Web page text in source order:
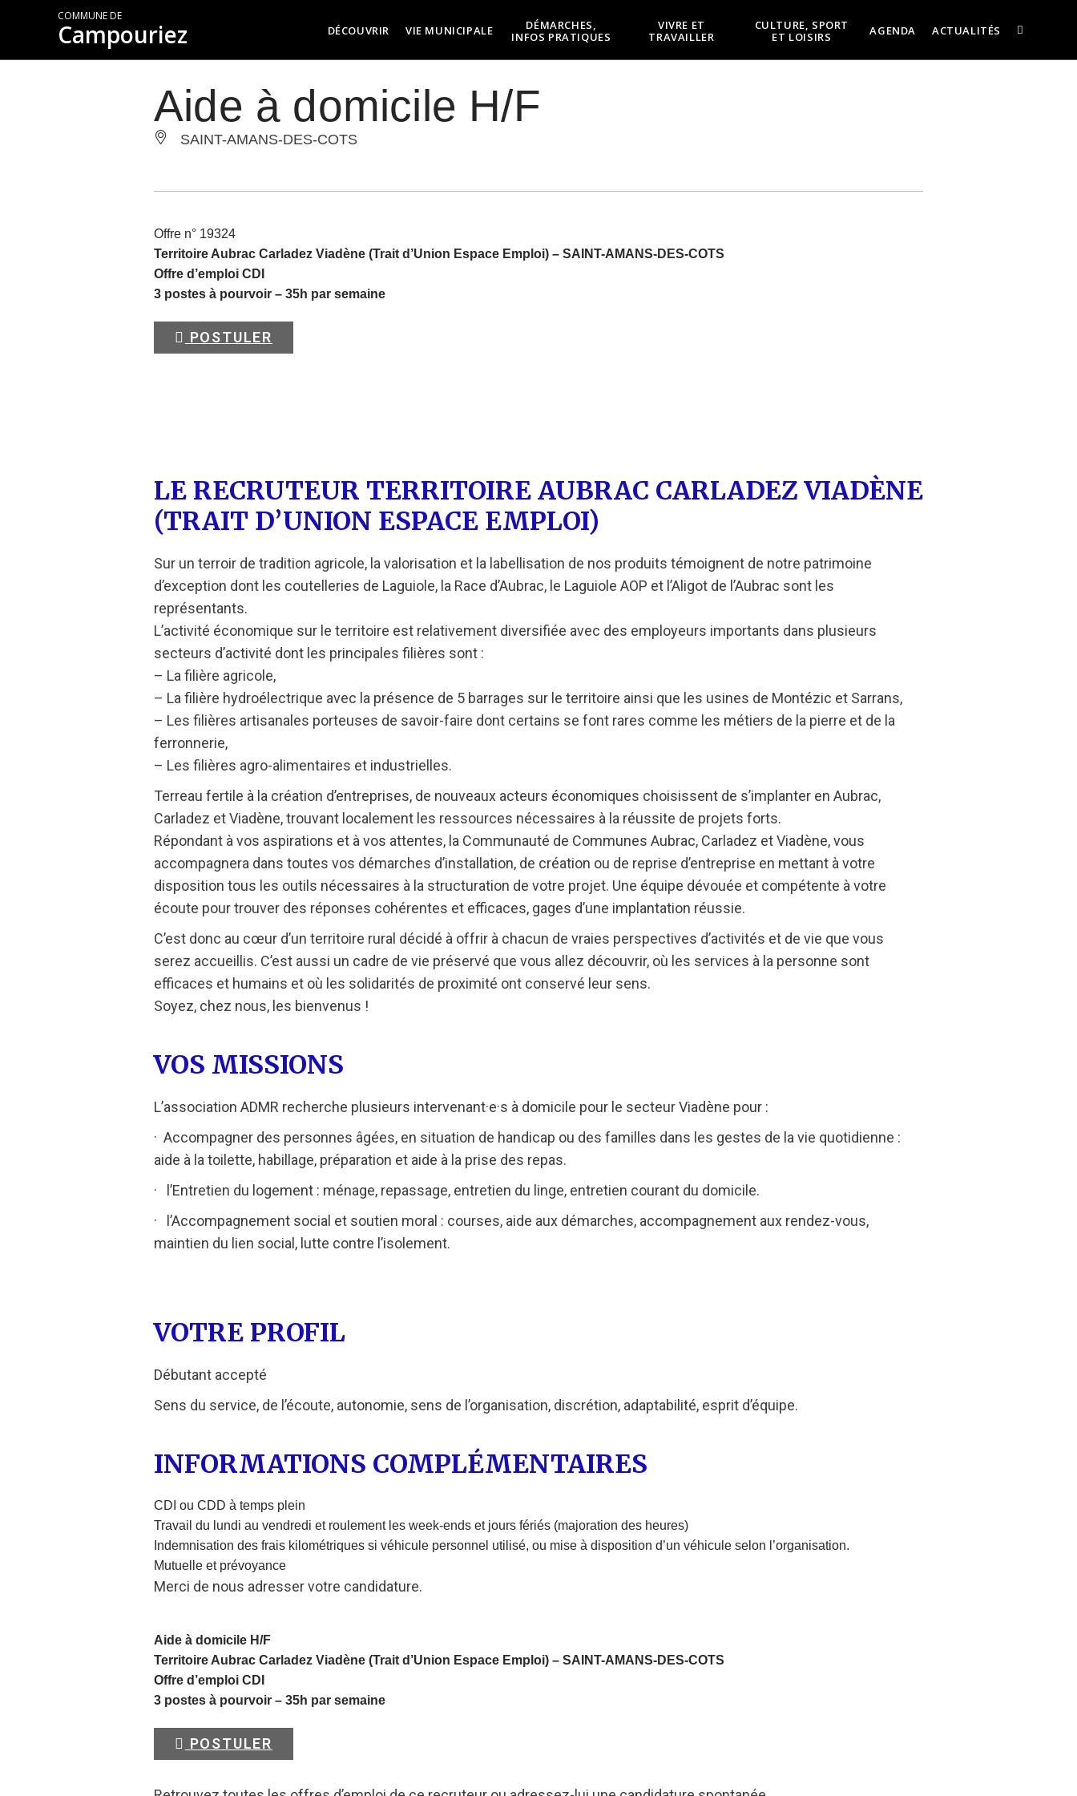
COMMUNE DE
Campouriez DÉCOUVRIR VIE MUNICIPALE
DÉMARCHES,
INFOS PRATIQUES
VIVRE ET
TRAVAILLER
CULTURE, SPORT
ET LOISIRS
AGENDA ACTUALITÉS
Aide à domicile H/F
SAINT-AMANS-DES-COTS
Offre n° 19324
Territoire Aubrac Carladez Viadène (Trait d’Union Espace Emploi) – SAINT-AMANS-DES-COTS
Offre d’emploi CDI
3 postes à pourvoir – 35h par semaine
POSTULER
LE RECRUTEUR TERRITOIRE AUBRAC CARLADEZ VIADÈNE
(TRAIT D’UNION ESPACE EMPLOI)
Sur un terroir de tradition agricole, la valorisation et la labellisation de nos produits témoignent de notre patrimoine
d’exception dont les coutelleries de Laguiole, la Race d’Aubrac, le Laguiole AOP et l’Aligot de l’Aubrac sont les
représentants.
L’activité économique sur le territoire est relativement diversifiée avec des employeurs importants dans plusieurs
secteurs d’activité dont les principales filières sont :
– La filière agricole,
– La filière hydroélectrique avec la présence de 5 barrages sur le territoire ainsi que les usines de Montézic et Sarrans,
– Les filières artisanales porteuses de savoir-faire dont certains se font rares comme les métiers de la pierre et de la
ferronnerie,
– Les filières agro-alimentaires et industrielles.
Terreau fertile à la création d’entreprises, de nouveaux acteurs économiques choisissent de s’implanter en Aubrac,
Carladez et Viadène, trouvant localement les ressources nécessaires à la réussite de projets forts.
Répondant à vos aspirations et à vos attentes, la Communauté de Communes Aubrac, Carladez et Viadène, vous
accompagnera dans toutes vos démarches d’installation, de création ou de reprise d’entreprise en mettant à votre
disposition tous les outils nécessaires à la structuration de votre projet. Une équipe dévouée et compétente à votre
écoute pour trouver des réponses cohérentes et efficaces, gages d’une implantation réussie.
C’est donc au cœur d’un territoire rural décidé à offrir à chacun de vraies perspectives d’activités et de vie que vous
serez accueillis. C’est aussi un cadre de vie préservé que vous allez découvrir, où les services à la personne sont
efficaces et humains et où les solidarités de proximité ont conservé leur sens.
Soyez, chez nous, les bienvenus !
VOS MISSIONS
L’association ADMR recherche plusieurs intervenant·e·s à domicile pour le secteur Viadène pour :
· Accompagner des personnes âgées, en situation de handicap ou des familles dans les gestes de la vie quotidienne :
aide à la toilette, habillage, préparation et aide à la prise des repas.
· l’Entretien du logement : ménage, repassage, entretien du linge, entretien courant du domicile.
· l’Accompagnement social et soutien moral : courses, aide aux démarches, accompagnement aux rendez-vous,
maintien du lien social, lutte contre l’isolement.
VOTRE PROFIL
Débutant accepté
Sens du service, de l’écoute, autonomie, sens de l’organisation, discrétion, adaptabilité, esprit d’équipe.
INFORMATIONS COMPLÉMENTAIRES
CDI ou CDD à temps plein
Travail du lundi au vendredi et roulement les week-ends et jours fériés (majoration des heures)
Indemnisation des frais kilométriques si véhicule personnel utilisé, ou mise à disposition d’un véhicule selon l’organisation.
Mutuelle et prévoyance
Merci de nous adresser votre candidature.
Aide à domicile H/F
Territoire Aubrac Carladez Viadène (Trait d’Union Espace Emploi) – SAINT-AMANS-DES-COTS
Offre d’emploi CDI
3 postes à pourvoir – 35h par semaine
POSTULER